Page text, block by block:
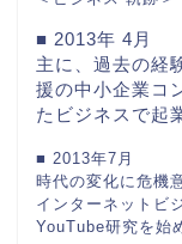
■ 2013年 4月
主に、過去の経
援の中小企業コ
たビジネスで起
■ 2013年7月
時代の変化に危機
インターネットビ
YouTube研究を始